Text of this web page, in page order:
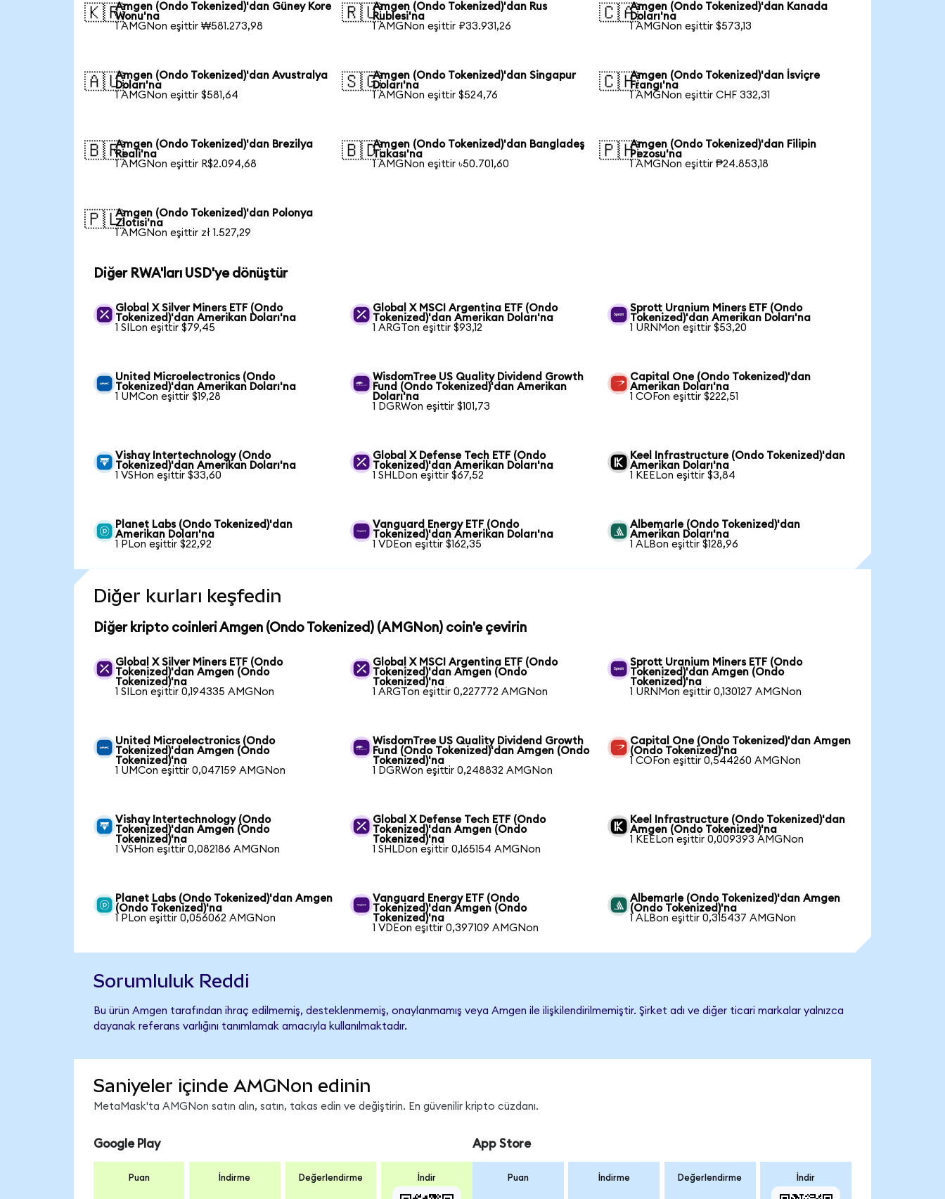
🇰🇷Amgen (Ondo Tokenized)'dan Güney Kore
Wonu'na
1 AMGNon eşittir ₩581.273,98
🇷🇺Amgen (Ondo Tokenized)'dan Rus
Rublesi'na
1 AMGNon eşittir ₽33.931,26
🇨🇦Amgen (Ondo Tokenized)'dan Kanada
Doları'na
1 AMGNon eşittir $573,13
🇦🇺Amgen (Ondo Tokenized)'dan Avustralya
Doları'na
1 AMGNon eşittir $581,64
🇸🇬Amgen (Ondo Tokenized)'dan Singapur
Doları'na
1 AMGNon eşittir $524,76
🇨🇭Amgen (Ondo Tokenized)'dan İsviçre
Frangı'na
1 AMGNon eşittir CHF 332,31
🇧🇷Amgen (Ondo Tokenized)'dan Brezilya
Reali'na
1 AMGNon eşittir R$2.094,68
🇧🇩Amgen (Ondo Tokenized)'dan Bangladeş
Takası'na
1 AMGNon eşittir ৳50.701,60
🇵🇭Amgen (Ondo Tokenized)'dan Filipin
Pezosu'na
1 AMGNon eşittir ₱24.853,18
🇵🇱Amgen (Ondo Tokenized)'dan Polonya
Zlotisi'na
1 AMGNon eşittir zł 1.527,29
Diğer RWA'ları USD'ye dönüştür
Global X Silver Miners ETF (Ondo
Tokenized)'dan Amerikan Doları'na
1 SILon eşittir $79,45
Global X MSCI Argentina ETF (Ondo
Tokenized)'dan Amerikan Doları'na
1 ARGTon eşittir $93,12
Sprott Uranium Miners ETF (Ondo
Tokenized)'dan Amerikan Doları'na
1 URNMon eşittir $53,20
United Microelectronics (Ondo
Tokenized)'dan Amerikan Doları'na
1 UMCon eşittir $19,28
WisdomTree US Quality Dividend Growth
Fund (Ondo Tokenized)'dan Amerikan
Doları'na
1 DGRWon eşittir $101,73
Capital One (Ondo Tokenized)'dan
Amerikan Doları'na
1 COFon eşittir $222,51
Vishay Intertechnology (Ondo
Tokenized)'dan Amerikan Doları'na
1 VSHon eşittir $33,60
Global X Defense Tech ETF (Ondo
Tokenized)'dan Amerikan Doları'na
1 SHLDon eşittir $67,52
Keel Infrastructure (Ondo Tokenized)'dan
Amerikan Doları'na
1 KEELon eşittir $3,84
Planet Labs (Ondo Tokenized)'dan
Amerikan Doları'na
1 PLon eşittir $22,92
Vanguard Energy ETF (Ondo
Tokenized)'dan Amerikan Doları'na
1 VDEon eşittir $162,35
Albemarle (Ondo Tokenized)'dan
Amerikan Doları'na
1 ALBon eşittir $128,96
Diğer kurları keşfedin
Diğer kripto coinleri Amgen (Ondo Tokenized) (AMGNon) coin'e çevirin
Global X Silver Miners ETF (Ondo
Tokenized)'dan Amgen (Ondo
Tokenized)'na
1 SILon eşittir 0,194335 AMGNon
Global X MSCI Argentina ETF (Ondo
Tokenized)'dan Amgen (Ondo
Tokenized)'na
1 ARGTon eşittir 0,227772 AMGNon
Sprott Uranium Miners ETF (Ondo
Tokenized)'dan Amgen (Ondo
Tokenized)'na
1 URNMon eşittir 0,130127 AMGNon
United Microelectronics (Ondo
Tokenized)'dan Amgen (Ondo
Tokenized)'na
1 UMCon eşittir 0,047159 AMGNon
WisdomTree US Quality Dividend Growth
Fund (Ondo Tokenized)'dan Amgen (Ondo
Tokenized)'na
1 DGRWon eşittir 0,248832 AMGNon
Capital One (Ondo Tokenized)'dan Amgen
(Ondo Tokenized)'na
1 COFon eşittir 0,544260 AMGNon
Vishay Intertechnology (Ondo
Tokenized)'dan Amgen (Ondo
Tokenized)'na
1 VSHon eşittir 0,082186 AMGNon
Global X Defense Tech ETF (Ondo
Tokenized)'dan Amgen (Ondo
Tokenized)'na
1 SHLDon eşittir 0,165154 AMGNon
Keel Infrastructure (Ondo Tokenized)'dan
Amgen (Ondo Tokenized)'na
1 KEELon eşittir 0,009393 AMGNon
Planet Labs (Ondo Tokenized)'dan Amgen
(Ondo Tokenized)'na
1 PLon eşittir 0,056062 AMGNon
Vanguard Energy ETF (Ondo
Tokenized)'dan Amgen (Ondo
Tokenized)'na
1 VDEon eşittir 0,397109 AMGNon
Albemarle (Ondo Tokenized)'dan Amgen
(Ondo Tokenized)'na
1 ALBon eşittir 0,315437 AMGNon
Sorumluluk Reddi
Bu ürün Amgen tarafından ihraç edilmemiş, desteklenmemiş, onaylanmamış veya Amgen ile ilişkilendirilmemiştir. Şirket adı ve diğer ticari markalar yalnızca
dayanak referans varlığını tanımlamak amacıyla kullanılmaktadır.
Saniyeler içinde AMGNon edinin
MetaMask'ta AMGNon satın alın, satın, takas edin ve değiştirin. En güvenilir kripto cüzdanı.
Google Play
Puan İndirme Değerlendirme İndir
App Store
Puan İndirme Değerlendirme İndir